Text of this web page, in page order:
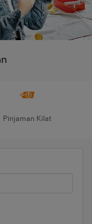
Pinjaman Kilat